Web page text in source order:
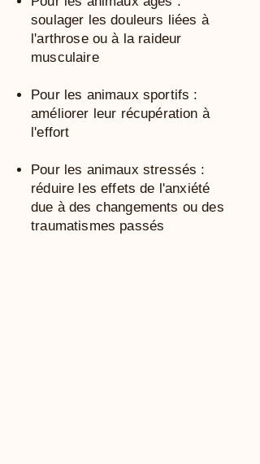
soulager les douleurs liées à
l'arthrose ou à la raideur
musculaire
Pour les animaux sportifs :
améliorer leur récupération à
l'effort
Pour les animaux stressés :
réduire les effets de l'anxiété
due à des changements ou des
traumatismes passés